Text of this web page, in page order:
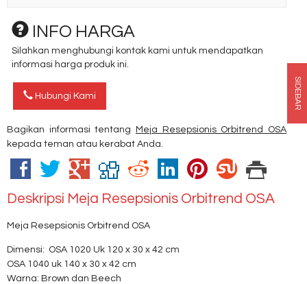
INFO HARGA
Silahkan menghubungi kontak kami untuk mendapatkan
informasi harga produk ini.
Hubungi Kami
Bagikan informasi tentang Meja Resepsionis Orbitrend OSA
kepada teman atau kerabat Anda.
Deskripsi Meja Resepsionis Orbitrend OSA
Meja Resepsionis Orbitrend OSA
Dimensi: OSA 1020 Uk 120 x 30 x 42 cm
OSA 1040 uk 140 x 30 x 42 cm
Warna: Brown dan Beech
SIDEBAR